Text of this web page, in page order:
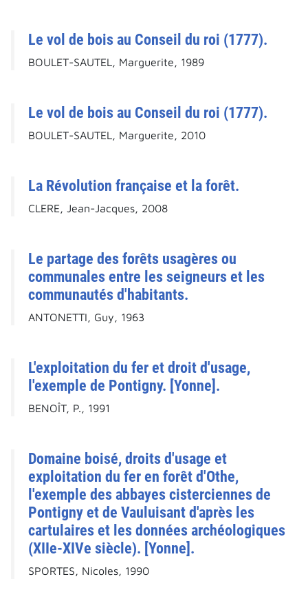
Le vol de bois au Conseil du roi (1777).
BOULET-SAUTEL, Marguerite, 1989
Le vol de bois au Conseil du roi (1777).
BOULET-SAUTEL, Marguerite, 2010
La Révolution française et la forêt.
CLERE, Jean-Jacques, 2008
Le partage des forêts usagères ou
communales entre les seigneurs et les
communautés d'habitants.
ANTONETTI, Guy, 1963
L'exploitation du fer et droit d'usage,
l'exemple de Pontigny. [Yonne].
BENOÎT, P., 1991
Domaine boisé, droits d'usage et
exploitation du fer en forêt d'Othe,
l'exemple des abbayes cisterciennes de
Pontigny et de Vauluisant d'après les
cartulaires et les données archéologiques
(XIIe-XIVe siècle). [Yonne].
SPORTES, Nicoles, 1990